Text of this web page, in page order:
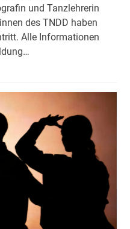
und Tanzlehrerin
des TNDD haben
Alle Informationen